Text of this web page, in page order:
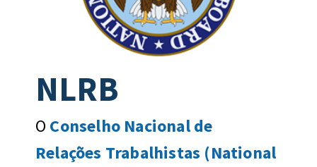
NLRB
O Conselho Nacional de
Relações Trabalhistas (National